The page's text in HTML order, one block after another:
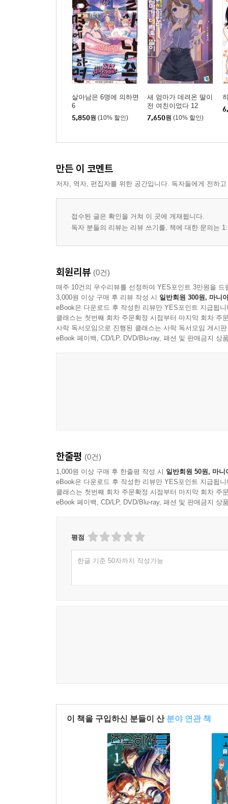
살아남은 6명에 의하면
6
5,850원 (10% 할인)
새 엄마가 데려온 딸이
전 여친이었다 12
7,650원 (10% 할인)
만든 이 코멘트
저자, 역자, 편집자를 위한 공간입니다. 독자들에게 전하
접수된 글은 확인을 거쳐 이 곳에 게재됩니다.
독자 분들의 리뷰는 리뷰 쓰기를, 책에 대한 문의는
회원리뷰 (0건)
매주 10건의 우수리뷰를 선정하여 YES포인트 3만원을 드
3,000원 이상 구매 후 리뷰 작성 시 일반회원 300원, 마니
eBook은 다운로드 후 작성한 리뷰만 YES포인트 지급됩니
클래스는 첫번째 회차 주문확정 시점부터 마지막 회차 주
사락 독서모임으로 진행된 클래스는 사락 독서모임 게시
eBook 페이백, CD/LP, DVD/Blu-ray, 패션 및 판매금지 상
한줄평 (0건)
1,000원 이상 구매 후 한줄평 작성 시 일반회원 50원, 마니
eBook은 다운로드 후 작성한 리뷰만 YES포인트 지급됩니
클래스는 첫번째 회차 주문확정 시점부터 마지막 회차 주
eBook 페이백, CD/LP, DVD/Blu-ray, 패션 및 판매금지 상
평점
한글 기준 50자까지 작성가능
이 책을 구입하신 분들이 산 분야 연관 책